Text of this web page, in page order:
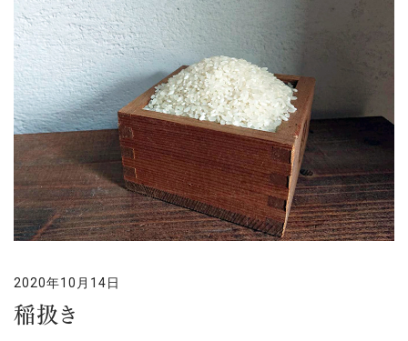
2020年10月14日
稲扱き